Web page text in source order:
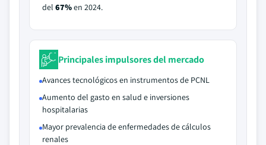
del 67%en 2024.
Principales impulsores del mercado
Avances tecnológicos en instrumentos de PCNL
Aumento del gasto en salud e inversiones
hospitalarias
Mayor prevalencia de enfermedades de cálculos
renales